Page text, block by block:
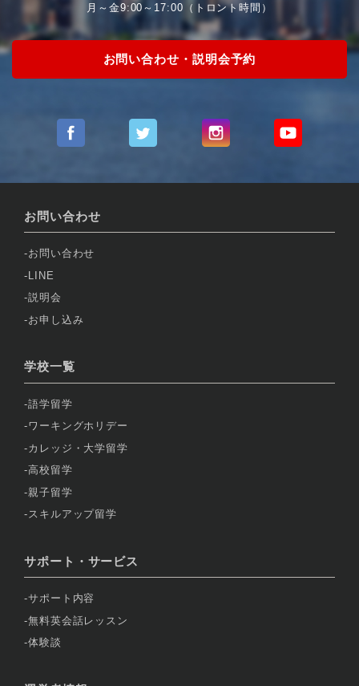
月～金9:00～17:00（トロント時間）
お問い合わせ・説明会予約
お問い合わせ
お問い合わせ
LINE
説明会
お申し込み
学校一覧
語学留学
ワーキングホリデー
カレッジ・大学留学
高校留学
親子留学
スキルアップ留学
サポート・サービス
サポート内容
無料英会話レッスン
体験談